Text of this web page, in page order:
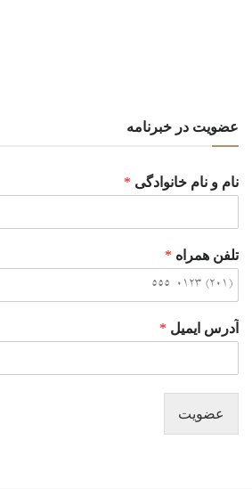
عضویت در خبرنامه
نام و نام خانوادگی *
تلفن همراه *
آدرس ایمیل *
عضویت